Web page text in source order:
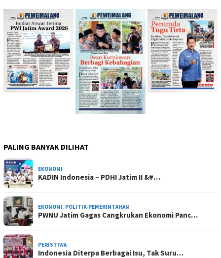
PALING BANYAK DILIHAT
EKONOMI
KADIN Indonesia – PDHI Jatim II &#…
EKONOMI, POLITIK-PEMERINTAHAN
PWNU Jatim Gagas Cangkrukan Ekonomi Panc…
PERISTIWA
Indonesia Diterpa Berbagai Isu, Tak Suru…